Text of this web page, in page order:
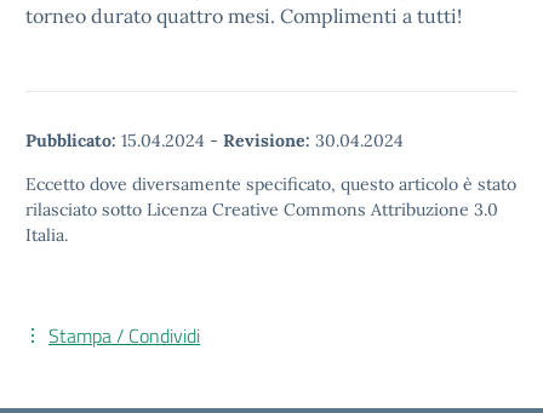
torneo durato quattro mesi. Complimenti a tutti!
Pubblicato: 15.04.2024 - Revisione: 30.04.2024
Eccetto dove diversamente specificato, questo articolo è stato
rilasciato sotto Licenza Creative Commons Attribuzione 3.0
Italia.
Stampa / Condividi